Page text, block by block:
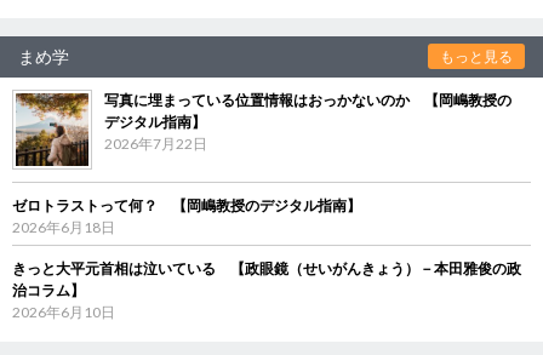
まめ学 もっと見る
写真に埋まっている位置情報はおっかないのか 【岡嶋教授の
デジタル指南】
2026年7月22日
ゼロトラストって何？ 【岡嶋教授のデジタル指南】
2026年6月18日
きっと大平元首相は泣いている 【政眼鏡（せいがんきょう）－本田雅俊の政
治コラム】
2026年6月10日